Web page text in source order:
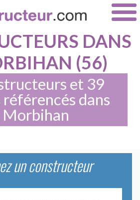
DANS
(56)
et 39
référencés dans
Morbihan
un constructeur